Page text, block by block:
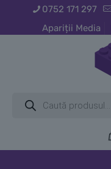
0752 171 297
Apariții Media
search